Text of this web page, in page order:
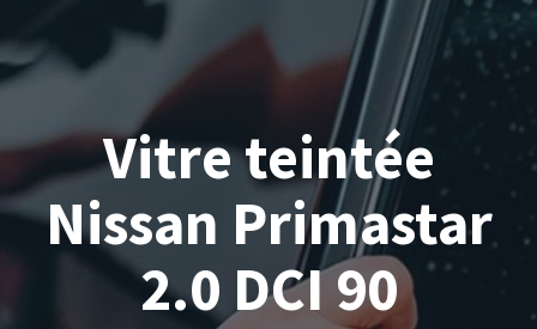
Vitre teintée
Nissan Primastar
2.0 DCI 90